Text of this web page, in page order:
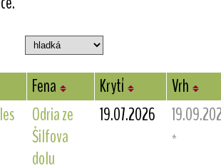
Fena Krytí
Vrh
Odria ze
Šilfova
dolu
19.07.2026
*